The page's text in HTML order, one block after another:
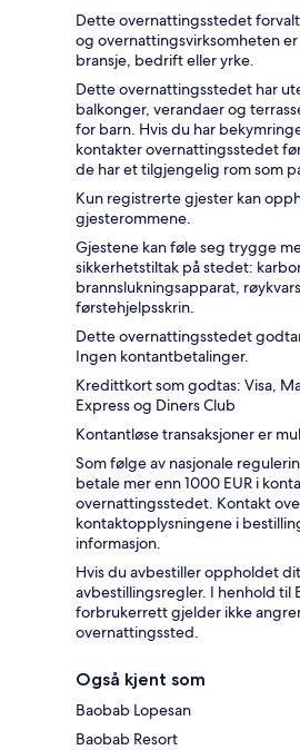
Dette overnattingsstedet
og overnattingsvirksomheten
bransje, bedrift eller yrke.
Dette overnattingsstedet har
balkonger, verandaer og
for barn. Hvis du har
kontakter overnattingsstedet
de har et tilgjengelig rom som
Kun registrerte gjester kan
gjesterommene.
Gjestene kan føle seg trygge
sikkerhetstiltak på stedet:
brannslukningsapparat,
førstehjelpsskrin.
Dette overnattingsstedet
Ingen kontantbetalinger.
Kredittkort som godtas: Visa,
Express og Diners Club
Kontantløse transaksjoner er
Som følge av nasjonale
betale mer enn 1000 EUR i
overnattingsstedet. Kontakt
kontaktopplysningene i
informasjon.
Hvis du avbestiller oppholdet
avbestillingsregler. I henhold til
forbrukerrett gjelder ikke
overnattingssted.
Også kjent som
Baobab Lopesan
Baobab Resort